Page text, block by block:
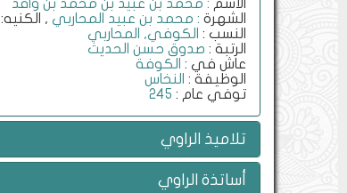
الأسم : محمد بن عبيد بن محمد بن واقد
الشهرة : محمد بن عبيد المحاربي , الكنيه:
النسب : الكوفي, المحاربي
الرتبة : صدوق حسن الحديث
عاش في : الكوفة
الوظيفة : النخاس
توفي عام : 245
تلاميذ الراوي
أساتذة الراوي